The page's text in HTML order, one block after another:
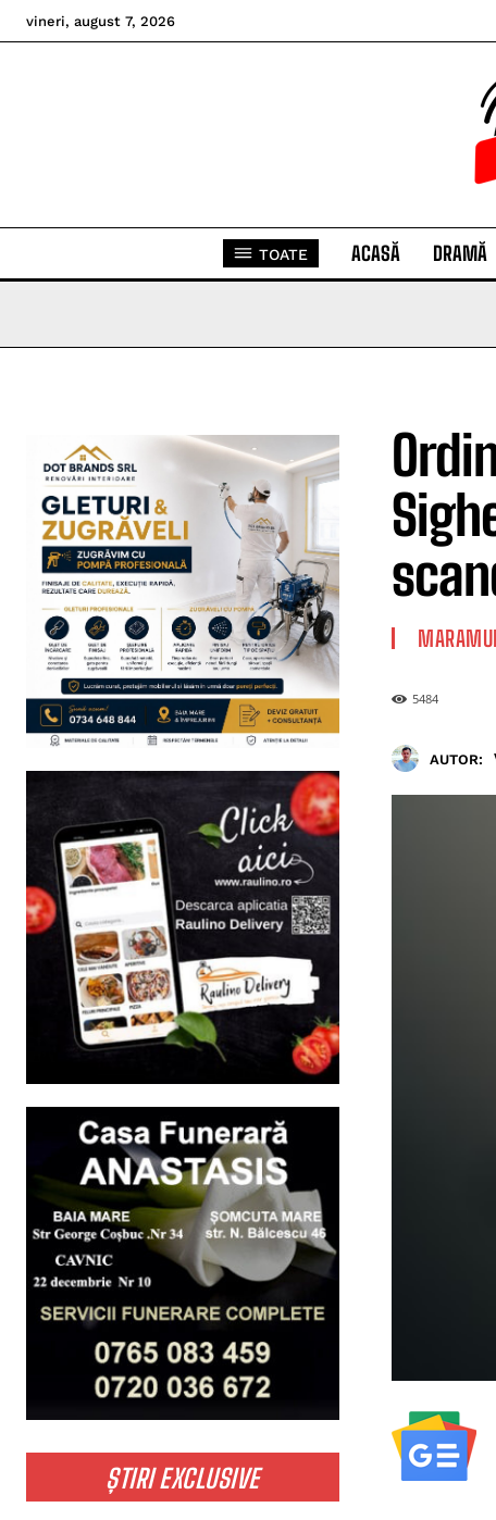
vineri, august 7, 2026
TOATE ACASĂ DRAMĂ
ȘTIRI EXCLUSIVE
5484
AUTOR: